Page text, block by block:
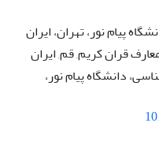
پیام نور، تهران، ایران
قران کریم, قم, ایران
دانشگاه پیام نور،